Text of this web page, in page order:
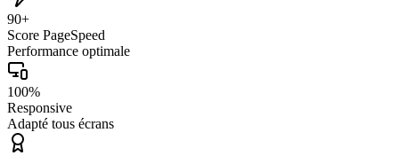
90+
Score PageSpeed
Performance optimale
100%
Responsive
Adapté tous écrans